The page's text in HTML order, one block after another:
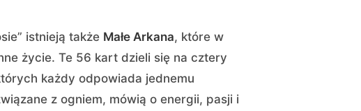
istnieją także Małe Arkana, które w
życie. Te 56 kart dzieli się na cztery
każdy odpowiada jednemu
z ogniem, mówią o energii, pasji i